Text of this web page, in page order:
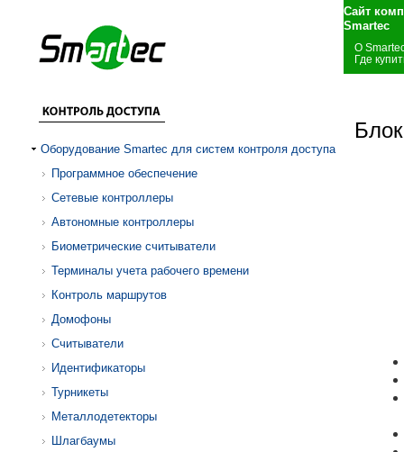
Сайт
Smartec
О
Где
Оборудование Smartec для систем контроля доступа
Программное обеспечение
Сетевые контроллеры
Автономные контроллеры
Биометрические считыватели
Терминалы учета рабочего времени
Контроль маршрутов
Домофоны
Считыватели
Идентификаторы
Турникеты
Металлодетекторы
Шлагбаумы